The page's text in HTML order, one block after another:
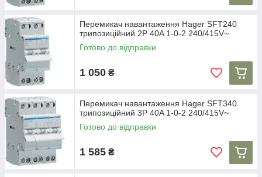
Перемикач навантаження Hager SFT240
трипозиційний 2P 40A 1-0-2 240/415V~
Готово до відправки
1 050 ₴
Перемикач навантаження Hager SFT340
трипозиційний 3P 40A 1-0-2 240/415V~
Готово до відправки
1 585 ₴